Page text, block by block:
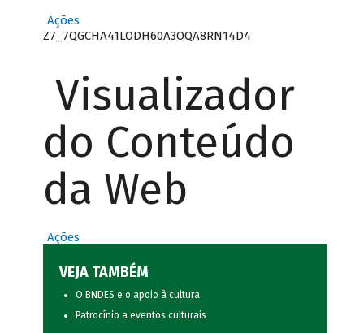
Ações
Z7_7QGCHA41LODH60A3OQA8RN14D4
Visualizador
do Conteúdo
da Web
Ações
VEJA TAMBÉM
O BNDES e o apoio à cultura
Patrocínio a eventos culturais